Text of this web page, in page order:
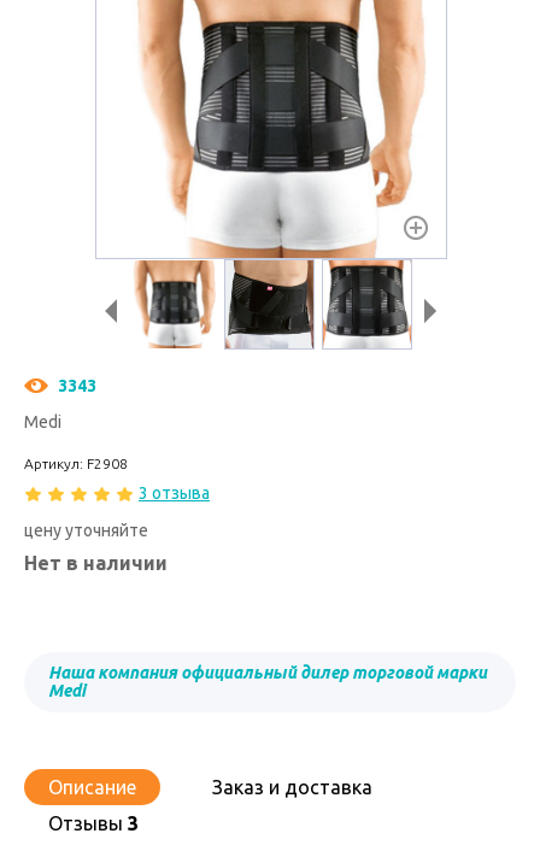
3343
Medi
Артикул: F2908
3 отзыва
цену уточняйте
Нет в наличии
Наша компания официальный дилер торговой марки
Medi
Описание
Заказ и доставка
Отзывы 3